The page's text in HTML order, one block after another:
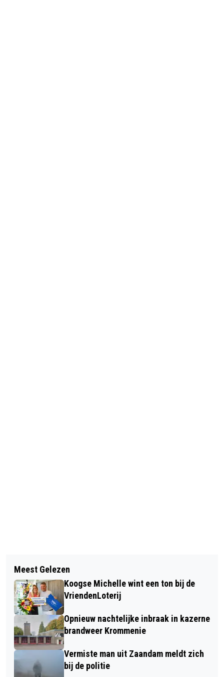
D66 VRAAGT MET
VROUWENNACHTRUN IN WESTZAAN
AANDACHT VOOR VEILIGHEID
VANAF 2027 SUBSIDIE BESCHIKBAAR
VOOR UITMALENDE POLDERMOLENS
Meest Gelezen
Koogse Michelle wint een ton bij de
VriendenLoterij
Opnieuw nachtelijke inbraak in kazerne
brandweer Krommenie
Vermiste man uit Zaandam meldt zich
bij de politie